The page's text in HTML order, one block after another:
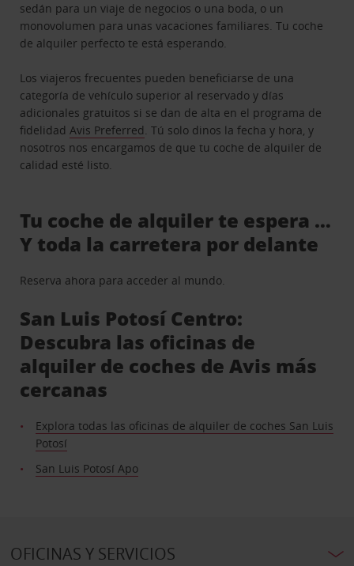
sedán para un viaje de negocios o una boda, o un
monovolumen para unas vacaciones familiares. Tu coche
de alquiler perfecto te está esperando.
Los viajeros frecuentes pueden beneficiarse de una
categoría de vehículo superior al reservado y días
adicionales gratuitos si se dan de alta en el programa de
fidelidadAvis Preferred. Tú solo dinos la fecha y hora, y
nosotros nos encargamos de que tu coche de alquiler de
calidad esté listo.
Tu coche de alquiler te espera …
Y toda la carretera por delante
Reserva ahora para acceder al mundo.
San Luis Potosí Centro:
Descubra las oficinas de
alquiler de coches de Avis más
cercanas
Explora todas las oficinas de alquiler de coches San Luis
Potosí
San Luis Potosí Apo
OFICINAS Y SERVICIOS